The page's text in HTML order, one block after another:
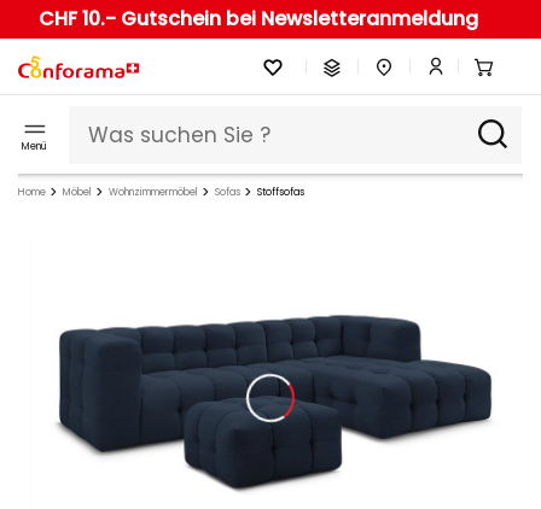
CHF 10.- Gutschein bei Newsletteranmeldung
Menü
Home Möbel Wohnzimmermöbel Sofas Stoffsofas